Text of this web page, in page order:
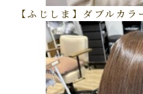
【ふじしま】ダブルカラ